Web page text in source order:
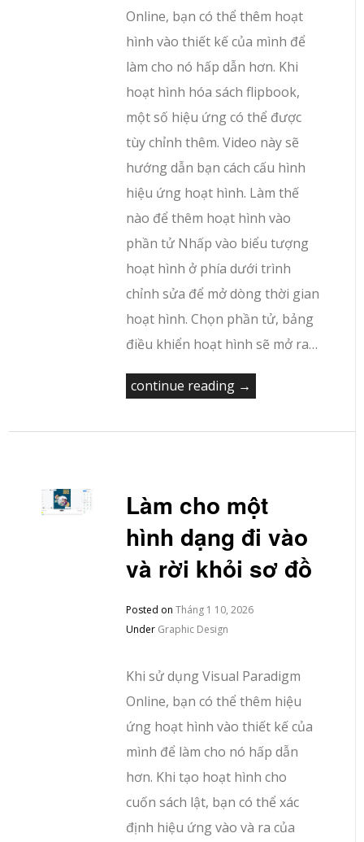
Online, bạn có thể thêm hoạt
hình vào thiết kế của mình để
làm cho nó hấp dẫn hơn. Khi
hoạt hình hóa sách flipbook,
một số hiệu ứng có thể được
tùy chỉnh thêm. Video này sẽ
hướng dẫn bạn cách cấu hình
hiệu ứng hoạt hình. Làm thế
nào để thêm hoạt hình vào
phần tử Nhấp vào biểu tượng
hoạt hình ở phía dưới trình
chỉnh sửa để mở dòng thời gian
hoạt hình. Chọn phần tử, bảng
điều khiển hoạt hình sẽ mở ra…
continue reading →
Làm cho một
hình dạng đi vào
và rời khỏi sơ đồ
Posted on Tháng 1 10, 2026
Under Graphic Design
Khi sử dụng Visual Paradigm
Online, bạn có thể thêm hiệu
ứng hoạt hình vào thiết kế của
mình để làm cho nó hấp dẫn
hơn. Khi tạo hoạt hình cho
cuốn sách lật, bạn có thể xác
định hiệu ứng vào và ra của